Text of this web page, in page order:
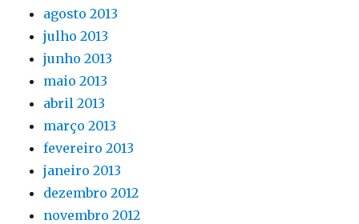
agosto 2013
julho 2013
junho 2013
maio 2013
abril 2013
março 2013
fevereiro 2013
janeiro 2013
dezembro 2012
novembro 2012